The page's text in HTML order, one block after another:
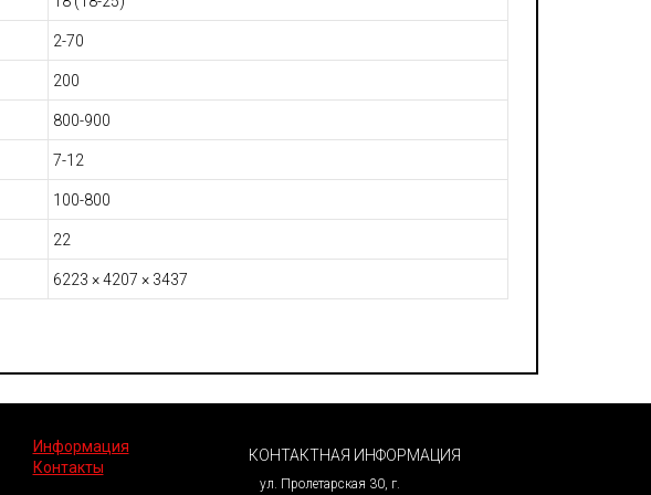
2-70
200
800-900
7-12
100-800
22
6223 × 4207 × 3437
Информация
Контакты
КОНТАКТНАЯ ИНФОРМАЦИЯ
ул. Пролетарская 30, г.